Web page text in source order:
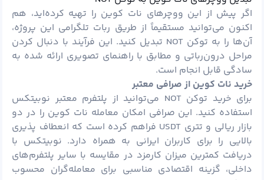
اگر پیش از این ووچرهای نات کوین را تهیه کرده‌اید، هم
اکنون می‌توانید مستقیماً از طریق ربات تلگرامی این پروژه،
آن‌ها را به توکن NOT تبدیل کنید. این فرآیند با دنبال کردن
مراحل درون‌رباتی و مطابق با راهنمای تصویری ارائه شده به
سادگی قابل انجام است.
خرید نات کوین از صرافی معتبر
برای خرید توکن NOT می‌توانید از پلتفرم معتبر
نوبیتکس
استفاده کنید. این صرافی امکان معامله نات کوین را در دو
بازار ریالی و تتری USDT فراهم کرده است که انعطاف پذیری
بالایی را برای کاربران ایرانی به همراه دارد. نوبیتکس با
دریافت کمترین میزان کارمزد در مقایسه با سایر پلتفرم‌های
داخلی، گزینه اقتصادی مناسبی برای معامله‌گران محسوب